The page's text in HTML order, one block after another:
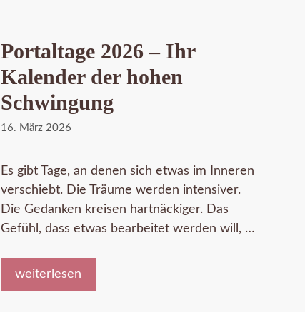
Portaltage 2026 – Ihr
Kalender der hohen
Schwingung
16. März 2026
Es gibt Tage, an denen sich etwas im Inneren
verschiebt. Die Träume werden intensiver.
Die Gedanken kreisen hartnäckiger. Das
Gefühl, dass etwas bearbeitet werden will, …
weiterlesen